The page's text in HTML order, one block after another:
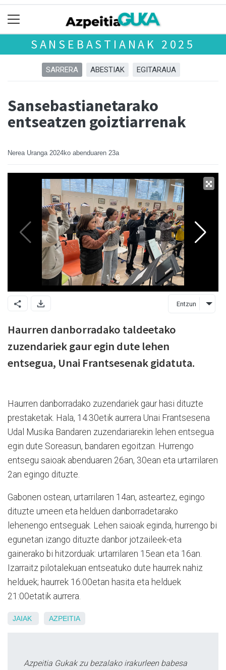
SANSEBASTIANAK 2025
SARRERA ABESTIAK EGITARAUA
Sansebastianetarako
entseatzen goiztiarrenak
Nerea Uranga 2024ko abenduaren 23a
Entzun
Haurren danborradako taldeetako
zuzendariek gaur egin dute lehen
entsegua, Unai Frantsesenak gidatuta.
Haurren danborradako zuzendariek gaur hasi dituzte
prestaketak. Hala, 14:30etik aurrera Unai Frantsesena
Udal Musika Bandaren zuzendariarekin lehen entsegua
egin dute Soreasun, bandaren egoitzan. Hurrengo
entsegu saioak abenduaren 26an, 30ean eta urtarrilaren
2an egingo dituzte.
Gabonen ostean, urtarrilaren 14an, asteartez, egingo
dituzte umeen eta helduen danborradetarako
lehenengo entseguak. Lehen saioak eginda, hurrengo bi
egunetan izango dituzte danbor jotzaileek-eta
gainerako bi hitzorduak: urtarrilaren 15ean eta 16an.
Izarraitz pilotalekuan entseatuko dute haurrek nahiz
helduek; haurrek 16:00etan hasita eta helduek
21:00etatik aurrera.
JAIAK AZPEITIA
Azpeitia Gukak zu bezalako irakurleen babesa